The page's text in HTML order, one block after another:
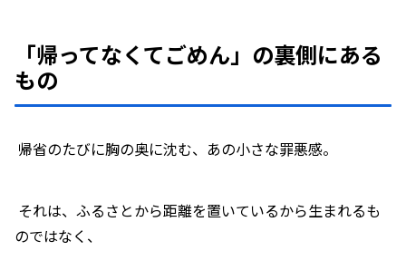
「帰ってなくてごめん」の裏側にある
もの
帰省のたびに胸の奥に沈む、あの小さな罪悪感――。
それは、ふるさとから距離を置いているから生まれるも
のではなく、